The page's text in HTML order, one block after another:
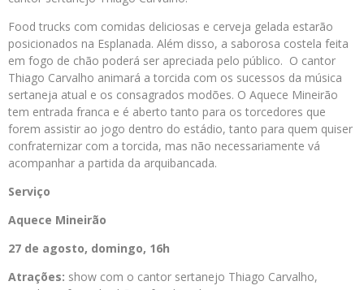
Food trucks com comidas deliciosas e cerveja gelada estarão
posicionados na Esplanada. Além disso, a saborosa costela feita
em fogo de chão poderá ser apreciada pelo público. O cantor
Thiago Carvalho animará a torcida com os sucessos da música
sertaneja atual e os consagrados modões. O Aquece Mineirão
tem entrada franca e é aberto tanto para os torcedores que
forem assistir ao jogo dentro do estádio, tanto para quem quiser
confraternizar com a torcida, mas não necessariamente vá
acompanhar a partida da arquibancada.
Serviço
Aquece Mineirão
27 de agosto, domingo, 16h
Atrações: show com o cantor sertanejo Thiago Carvalho,